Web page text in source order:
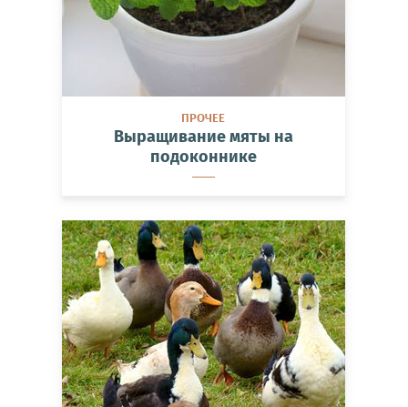
ПРОЧЕЕ
Выращивание мяты на
подоконнике